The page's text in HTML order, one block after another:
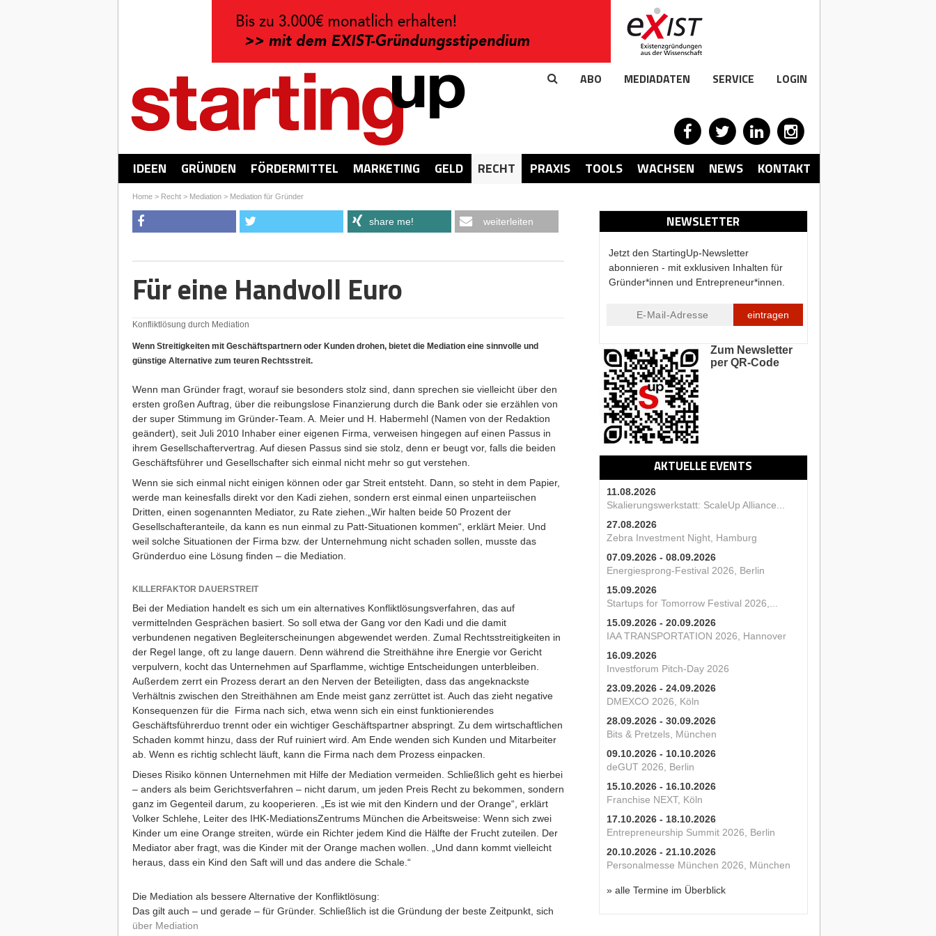
ABO MEDIADATEN SERVICE LOGIN
IDEEN GRÜNDEN FÖRDERMITTEL MARKETING GELD RECHT PRAXIS TOOLS WACHSEN NEWS KONTAKT
Home> Recht> Mediation> Mediation für Gründer
NEWSLETTER
Jetzt den StartingUp-Newsletter
abonnieren - mit exklusiven Inhalten für
Gründer*innen und Entrepreneur*innen.
eintragen
Zum Newsletter
per QR-Code
AKTUELLE EVENTS
11.08.2026
Skalierungswerkstatt: ScaleUp Alliance...
27.08.2026
Zebra Investment Night, Hamburg
07.09.2026 - 08.09.2026
Energiesprong-Festival 2026, Berlin
15.09.2026
Startups for Tomorrow Festival 2026,...
15.09.2026 - 20.09.2026
IAA TRANSPORTATION 2026, Hannover
16.09.2026
Investforum Pitch-Day 2026
23.09.2026 - 24.09.2026
DMEXCO 2026, Köln
28.09.2026 - 30.09.2026
Bits & Pretzels, München
09.10.2026 - 10.10.2026
deGUT 2026, Berlin
15.10.2026 - 16.10.2026
Franchise NEXT, Köln
17.10.2026 - 18.10.2026
Entrepreneurship Summit 2026, Berlin
20.10.2026 - 21.10.2026
Personalmesse München 2026, München
» alle Termine im Überblick
share me! weiterleiten
Für eine Handvoll Euro
Konfliktlösung durch Mediation
Wenn Streitigkeiten mit Geschäftspartnern oder Kunden drohen, bietet die Mediation eine sinnvolle und
günstige Alternative zum teuren Rechtsstreit.
Wenn man Gründer fragt, worauf sie besonders stolz sind, dann sprechen sie vielleicht über den
ersten großen Auftrag, über die reibungslose Finanzierung durch die Bank oder sie erzählen von
der super Stimmung im Gründer-Team. A. Meier und H. Habermehl (Namen von der Redaktion
geändert), seit Juli 2010 Inhaber einer eigenen Firma, verweisen hingegen auf einen Passus in
ihrem Gesellschaftervertrag. Auf diesen Passus sind sie stolz, denn er beugt vor, falls die beiden
Geschäftsführer und Gesellschafter sich einmal nicht mehr so gut verstehen.
Wenn sie sich einmal nicht einigen können oder gar Streit entsteht. Dann, so steht in dem Papier,
werde man keinesfalls direkt vor den Kadi ziehen, sondern erst einmal einen unparteiischen
Dritten, einen sogenannten Mediator, zu Rate ziehen.„Wir halten beide 50 Prozent der
Gesellschafteranteile, da kann es nun einmal zu Patt-Situationen kommen“, erklärt Meier. Und
weil solche Situationen der Firma bzw. der Unternehmung nicht schaden sollen, musste das
Gründerduo eine Lösung finden – die Mediation.
KILLERFAKTOR DAUERSTREIT
Bei der Mediation handelt es sich um ein alternatives Konfliktlösungsverfahren, das auf
vermittelnden Gesprächen basiert. So soll etwa der Gang vor den Kadi und die damit
verbundenen negativen Begleiterscheinungen abgewendet werden. Zumal Rechtsstreitigkeiten in
der Regel lange, oft zu lange dauern. Denn während die Streithähne ihre Energie vor Gericht
verpulvern, kocht das Unternehmen auf Sparflamme, wichtige Entscheidungen unterbleiben.
Außerdem zerrt ein Prozess derart an den Nerven der Beteiligten, dass das angeknackste
Verhältnis zwischen den Streithähnen am Ende meist ganz zerrüttet ist. Auch das zieht negative
Konsequenzen für die Firma nach sich, etwa wenn sich ein einst funktionierendes
Geschäftsführerduo trennt oder ein wichtiger Geschäftspartner ab­springt. Zu dem wirtschaftlichen
Schaden kommt hinzu, dass der Ruf ruiniert wird. Am Ende wenden sich Kunden und Mitarbeiter
ab. Wenn es richtig schlecht läuft, kann die Firma nach dem Prozess einpacken.
Dieses Risiko können Unternehmen mit Hilfe der Mediation vermeiden. Schließlich geht es hierbei
– anders als beim Gerichtsverfahren – nicht darum, um jeden Preis Recht zu bekommen, sondern
ganz im Gegenteil darum, zu kooperieren. „Es ist wie mit den Kindern und der Orange“, erklärt
Volker Schlehe, Leiter des IHK-MediationsZentrums München die Arbeitsweise: Wenn sich zwei
Kinder um eine Orange streiten, würde ein Richter jedem Kind die Hälfte der Frucht zuteilen. Der
Mediator aber fragt, was die Kinder mit der Orange machen wollen. „Und dann kommt vielleicht
heraus, dass ein Kind den Saft will und das andere die Schale.“
Die Mediation als bessere Alternative der Konfliktlösung:
Das gilt auch – und gerade – für Gründer. Schließlich ist die Gründung der beste Zeitpunkt, sich
über Mediation